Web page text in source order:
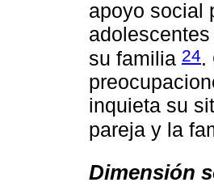
apoyo social
su familia 24.
inquieta su
pareja y la
Dimensión